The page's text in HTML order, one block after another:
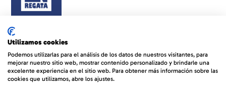
© EVENTOS NÁUTICOS REGATA
Política de cookies
By 100x100NET
Utilizamos cookies
Podemos utilizarlas para el análisis de los datos de nuestros visitantes, para
mejorar nuestro sitio web, mostrar contenido personalizado y brindarle una
excelente experiencia en el sitio web. Para obtener más información sobre las
cookies que utilizamos, abre los ajustes.